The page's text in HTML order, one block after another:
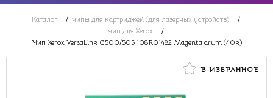
Каталог / чипы для картриджей (для лазерных устройств)
/
чип для Xerox
/
Чип Xerox VersaLink C500/505 108R01482 Magenta drum (40k)
В ИЗБРАННОЕ